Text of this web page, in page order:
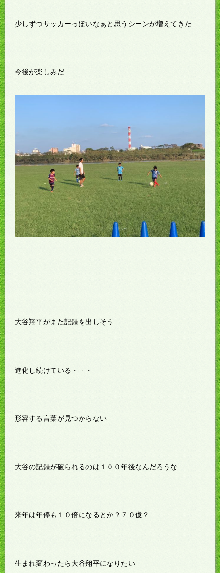
少しずつサッカーっぽいなぁと思うシーンが増えてきた
今後が楽しみだ
大谷翔平がまた記録を出しそう
進化し続けている・・・
形容する言葉が見つからない
大谷の記録が破られるのは１００年後なんだろうな
来年は年俸も１０倍になるとか？７０億？
生まれ変わったら大谷翔平になりたい